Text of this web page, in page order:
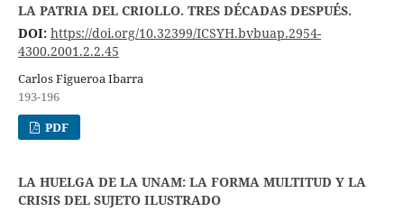
LA PATRIA DEL CRIOLLO. TRES DÉCADAS DESPUÉS.
DOI: https://doi.org/10.32399/ICSYH.bvbuap.2954-
4300.2001.2.2.45
Carlos Figueroa Ibarra
193-196
PDF
LA HUELGA DE LA UNAM: LA FORMA MULTITUD Y LA
CRISIS DEL SUJETO ILUSTRADO